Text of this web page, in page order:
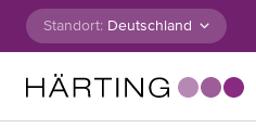
Zum Inhalt springen
Standort: